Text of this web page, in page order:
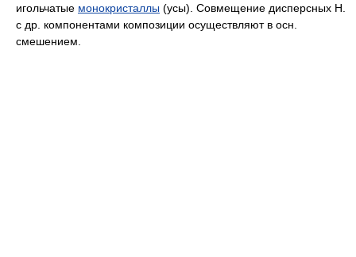
игольчатые монокристаллы (усы). Совмещение дисперсных Н.
с др. компонентами композиции осуществляют в осн.
смешением.